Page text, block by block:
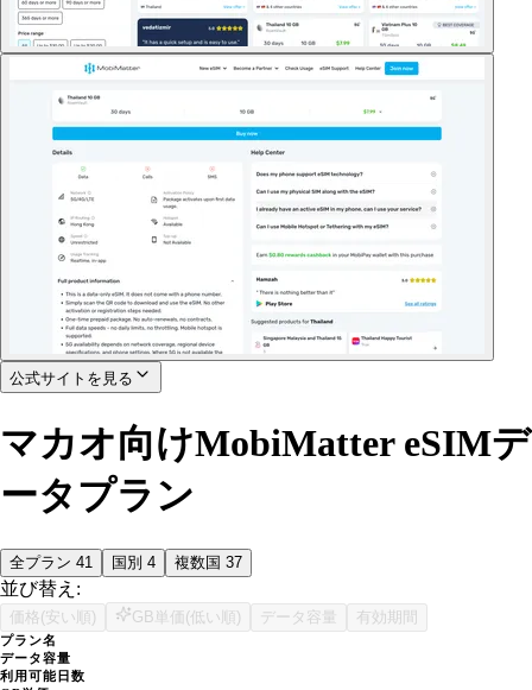
公式サイトを見る
マカオ向けMobiMatter eSIMデ
ータプラン
全プラン 41 国別 4 複数国 37
並び替え:
価格(安い順) GB単価(低い順) データ容量 有効期間
プラン名
データ容量
利用可能日数